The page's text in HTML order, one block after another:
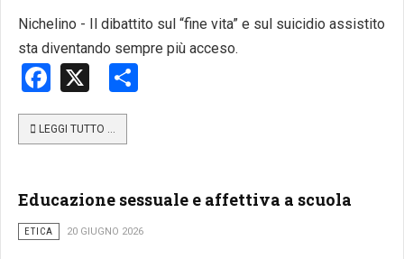
Nichelino - Il dibattito sul “fine vita” e sul suicidio assistito
sta diventando sempre più acceso.
Facebook
LEGGI TUTTO …
Educazione sessuale e affettiva a scuola
ETICA 20 GIUGNO 2026